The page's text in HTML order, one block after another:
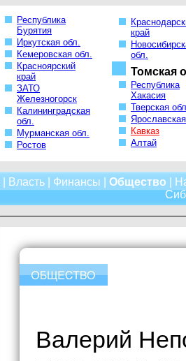
Республика
Бурятия
Иркутская обл.
Кемеровская обл.
Красноярский
край
ЗАТО
Железногорск
Калининградская
обл.
Мурманская обл.
Ростов
край
обл.
Томская
Республика
Хакасия
Тверская
Кавказ
Алтай
Власть| Финансы Общество
Валерий